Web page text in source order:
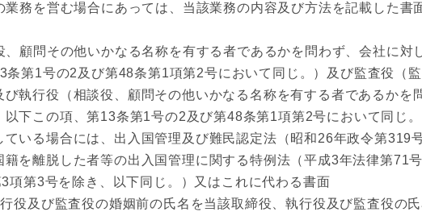
務を営む場合にあっては、当該業務の内容及び方法を記載した書
顧問その他いかなる名称を有する者であるかを問わず、会社に対
条第1号の2及び第48条第1項第2号において同じ。）及び監査役（
び執行役（相談役、顧問その他いかなる名称を有する者であるか
以下この項、第13条第1号の2及び第48条第1項第2号において同じ
ている場合には、出入国管理及び難民認定法（昭和26年政令第
籍を離脱した者等の出入国管理に関する特例法（平成3年法律第71
項第3号を除き、以下同じ。）又はこれに代わる書面
役及び監査役の婚姻前の氏名を当該取締役、執行役及び監査役の